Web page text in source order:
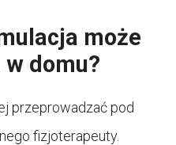
może
domu?
przeprowadzać pod
fizjoterapeuty.